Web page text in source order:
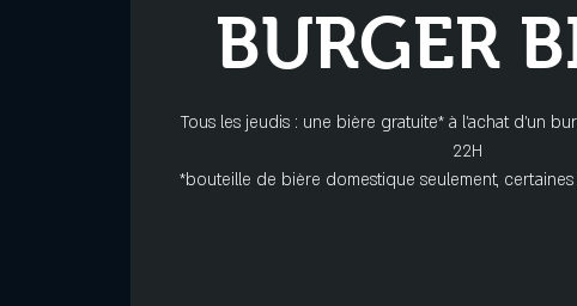
BURGER
Tous les jeudis : une bière gratuite* à l'achat d'un
22H
*bouteille de bière domestique seulement,